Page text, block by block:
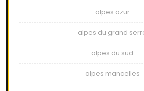
alpes azur
alpes du grand
alpes du sud
alpes mancelles